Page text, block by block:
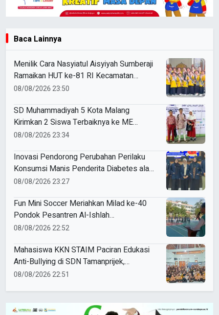
Baca Lainnya
Menilik Cara Nasyiatul Aisyiyah Sumberaji
Ramaikan HUT ke-81 RI Kecamatan
Sukodadi
08/08/2026 23:50
SD Muhammadiyah 5 Kota Malang
Kirimkan 2 Siswa Terbaiknya ke ME
Award 2026
08/08/2026 23:34
Inovasi Pendorong Perubahan Perilaku
Konsumsi Manis Penderita Diabetes ala
Mahasiswa Unesa
08/08/2026 23:27
Fun Mini Soccer Meriahkan Milad ke-40
Pondok Pesantren Al-Ishlah
Sendangagung
08/08/2026 22:52
Mahasiswa KKN STAIM Paciran Edukasi
Anti-Bullying di SDN Tamanprijek,
Tanamkan Empati Sejak Dini
08/08/2026 22:51